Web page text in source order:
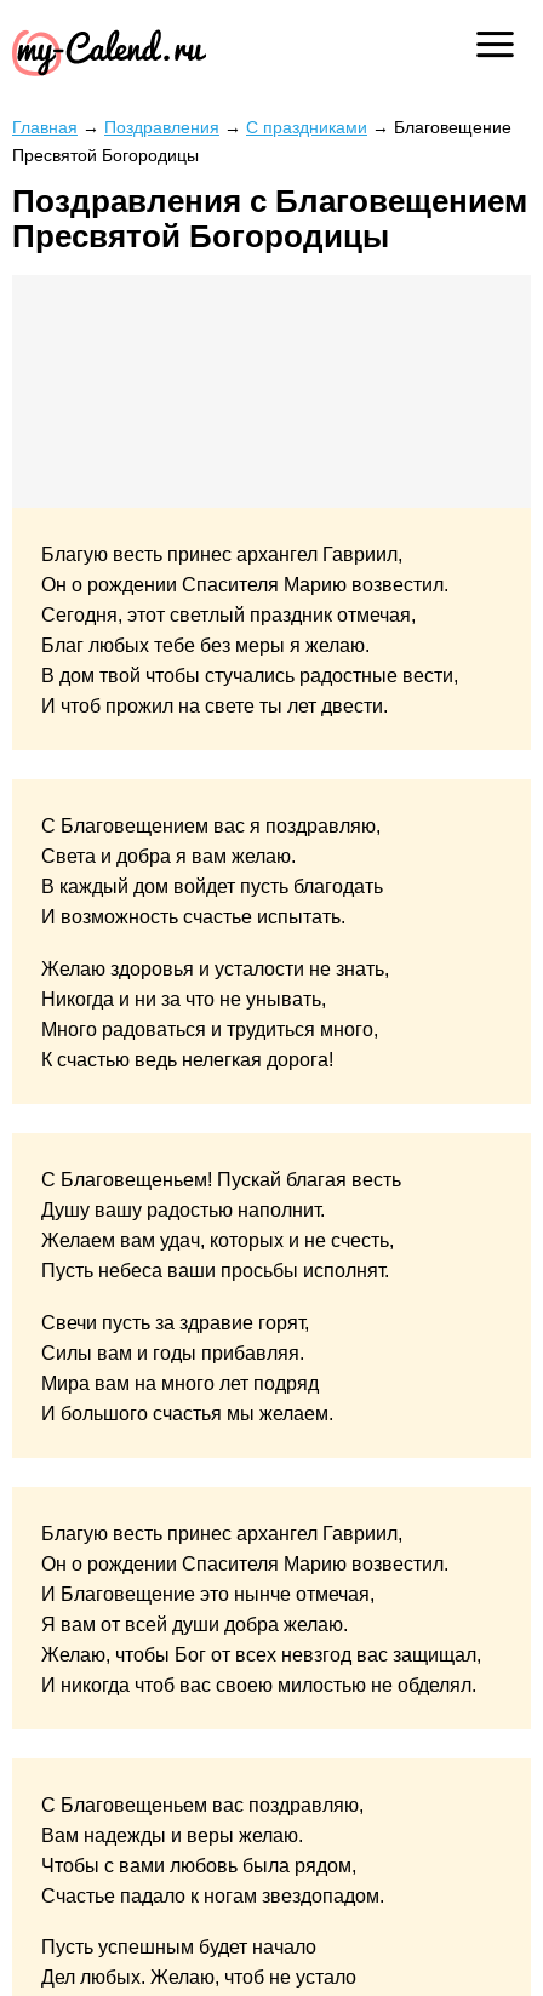
Главная → Поздравления → С праздниками → Благовещение
Пресвятой Богородицы
Поздравления с Благовещением
Пресвятой Богородицы
Благую весть принес архангел Гавриил,
Он о рождении Спасителя Марию возвестил.
Сегодня, этот светлый праздник отмечая,
Благ любых тебе без меры я желаю.
В дом твой чтобы стучались радостные вести,
И чтоб прожил на свете ты лет двести.
С Благовещением вас я поздравляю,
Света и добра я вам желаю.
В каждый дом войдет пусть благодать
И возможность счастье испытать.
Желаю здоровья и усталости не знать,
Никогда и ни за что не унывать,
Много радоваться и трудиться много,
К счастью ведь нелегкая дорога!
С Благовещеньем! Пускай благая весть
Душу вашу радостью наполнит.
Желаем вам удач, которых и не счесть,
Пусть небеса ваши просьбы исполнят.
Свечи пусть за здравие горят,
Силы вам и годы прибавляя.
Мира вам на много лет подряд
И большого счастья мы желаем.
Благую весть принес архангел Гавриил,
Он о рождении Спасителя Марию возвестил.
И Благовещение это нынче отмечая,
Я вам от всей души добра желаю.
Желаю, чтобы Бог от всех невзгод вас защищал,
И никогда чтоб вас своею милостью не обделял.
С Благовещеньем вас поздравляю,
Вам надежды и веры желаю.
Чтобы с вами любовь была рядом,
Счастье падало к ногам звездопадом.
Пусть успешным будет начало
Дел любых. Желаю, чтоб не устало